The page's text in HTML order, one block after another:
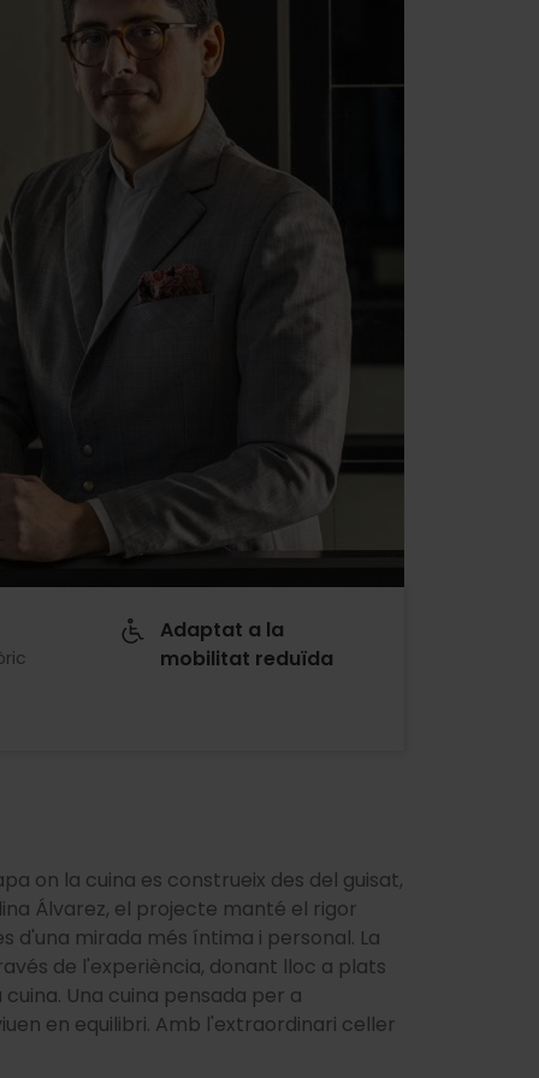
Adaptat a la
mobilitat reduïda
on la cuina es construeix des del guisat,
Álvarez, el projecte manté el rigor
d'una mirada més íntima i personal. La
de l'experiència, donant lloc a plats
Una cuina pensada per a
en equilibri. Amb l'extraordinari celler